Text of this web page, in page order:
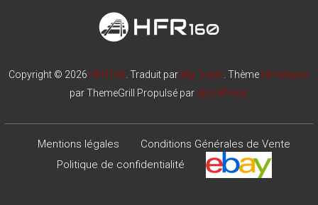
Copyright © 2026 HFR160. Traduit parWp Trads. Thème Himalayas
par ThemeGrill Propulsé parWordPress
Mentions légales
Conditions Générales de Vente
Politique de confidentialité